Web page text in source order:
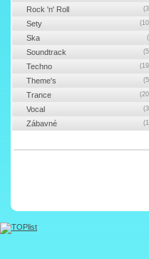
Rock 'n' Roll
Sety
Ska
Soundtrack
Techno
Theme's
Trance
Vocal
Zábavné